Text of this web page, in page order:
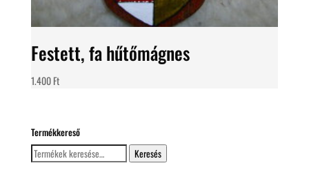
Festett, fa hűtőmágnes
1.400Ft
Termékkereső
Keresés
a
Keresés